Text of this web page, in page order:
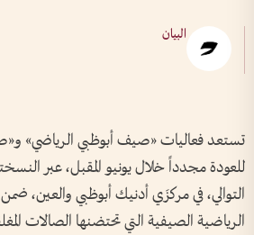
البيان
تستعد فعاليات «صيف أبوظبي الرياضي»
للعودة مجدداً خلال يونيو المقبل، عبر
التوالي، في مركزَي أدنيك أبوظبي والعين،
الرياضية الصيفية التي تحتضنها الصالات